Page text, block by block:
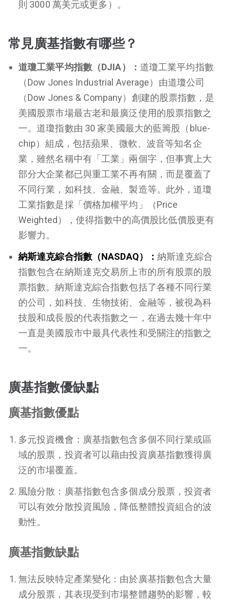
則 3000 萬美元或更多）。
常見廣基指數有哪些？
道瓊工業平均指數（DJIA）： 道瓊工業平均指數
（Dow Jones Industrial Average）由道瓊公司
（Dow Jones & Company）創建的股票指數，是
美國股票市場最古老和最廣泛使用的股票指數之
一。道瓊指數由 30 家美國最大的藍籌股（blue-
chip）組成，包括蘋果、微軟、波音等知名企
業，雖然名稱中有「工業」兩個字，但事實上大
部分大企業都已與重工業不再有關，而是覆蓋了
不同行業，如科技、金融、製造等。此外，道瓊
工業指數是採「價格加權平均」（Price
Weighted），使得指數中的高價股比低價股更有
影響力。
納斯達克綜合指數（NASDAQ）：納斯達克綜合
指數包含在納斯達克交易所上市的所有股票的股
票指數。納斯達克綜合指數包括了各種不同行業
的公司，如科技、生物技術、金融等，被視為科
技股和成長股的代表指數之一，在過去幾十年中
一直是美國股市中最具代表性和受關注的指數之
一。
廣基指數優缺點
廣基指數優點
多元投資機會：廣基指數包含多個不同行業或區
域的股票，投資者可以藉由投資廣基指數獲得廣
泛的市場覆蓋。
風險分散：廣基指數包含多個成分股票，投資者
可以有效分散投資風險，降低整體投資組合的波
動性。
廣基指數缺點
無法反映特定產業變化：由於廣基指數包含大量
成分股票，其表現受到市場整體趨勢的影響，較